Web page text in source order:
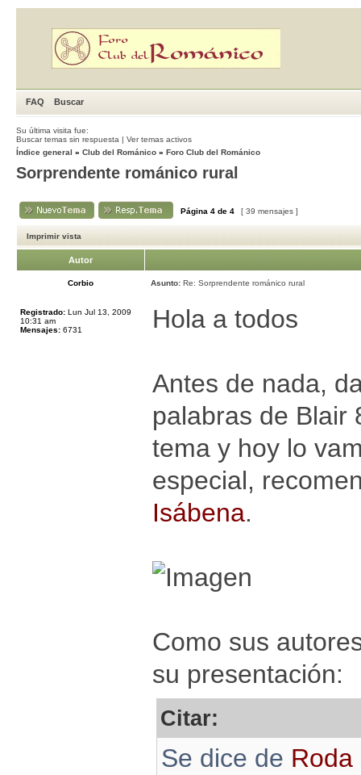
FAQ Buscar
Su última visita fue:
Buscar temas sin respuesta | Ver temas activos
Índice general » Club del Románico » Foro Club del Románico
Sorprendente románico rural
Página 4 de 4 [ 39 mensajes ]
Imprimir vista
Autor
Corbio Asunto: Re: Sorprendente románico rural
Registrado: Lun Jul 13, 2009
10:31 am
Mensajes: 6731 Hola a todos
Antes de nada,
palabras de Blair
tema y hoy lo
especial,
Isábena.
Como sus
su presentación:
Citar:
Se dice de